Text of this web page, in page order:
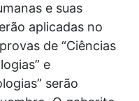
e suas
aplicadas no
de “Ciências
e
serão